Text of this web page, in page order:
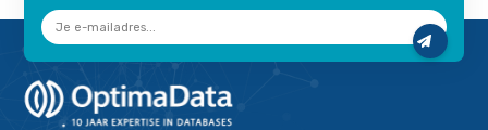
Minder risico: je draait weer op een ondersteunde LTS-versie
moderne defaults.
Meer voorspelbaarheid: minder handmatige tuning door
planner (auto-histograms).